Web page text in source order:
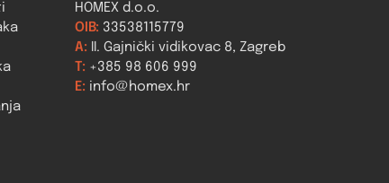
HOMEX d.o.o.
OIB: 33538115779
A: II. Gajnički vidikovac 8, Zagreb
T: +385 98 606 999
E: info@homex.hr